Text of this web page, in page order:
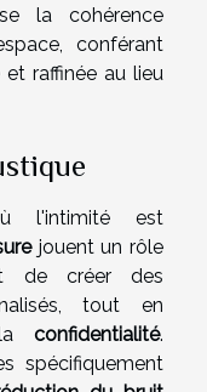
la cohérence
conférant
raffinée au lieu
l'intimité est
jouent un rôle
de créer des
tout en
la confidentialité.
spécifiquement